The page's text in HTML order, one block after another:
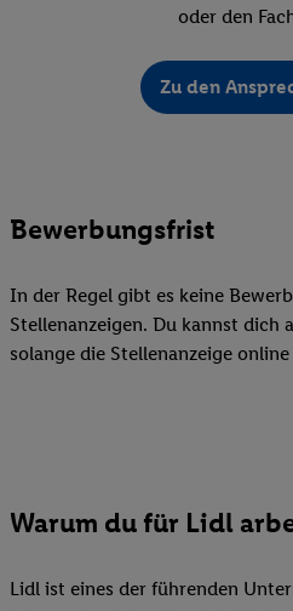
oder den
Zu den
Bewerbungsfrist
In der Regel gibt es keine
Stellenanzeigen. Du kannst dich
solange die Stellenanzeige
Warum du für Lidl
Lidl ist eines der führenden